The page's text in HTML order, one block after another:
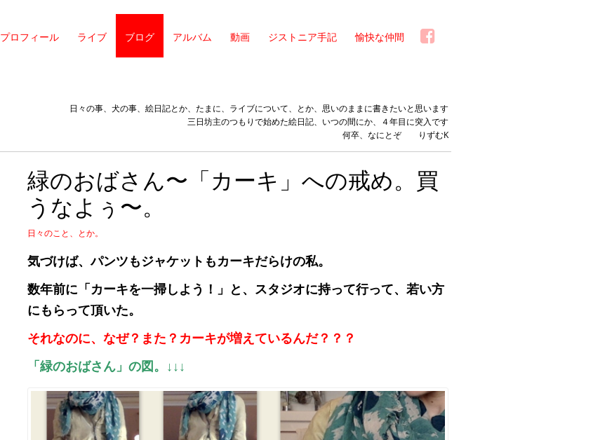
プロフィール ライブ ブログ アルバム 動画 ジストニア手記 愉快な仲間
日々の事、犬の事、絵日記とか、たまに、ライブについて、とか、思いのままに書きたいと思います
三日坊主のつもりで始めた絵日記、いつの間にか、４年目に突入です
何卒、なにとぞ りずむK
緑のおばさん〜「カーキ」への戒め。買
うなよぅ〜。
日々のこと、とか。
気づけば、パンツもジャケットもカーキだらけの私。
数年前に「カーキを一掃しよう！」と、スタジオに持って行って、若い方
にもらって頂いた。
それなのに、なぜ？また？カーキが増えているんだ？？？
「緑のおばさん」の図。↓↓↓